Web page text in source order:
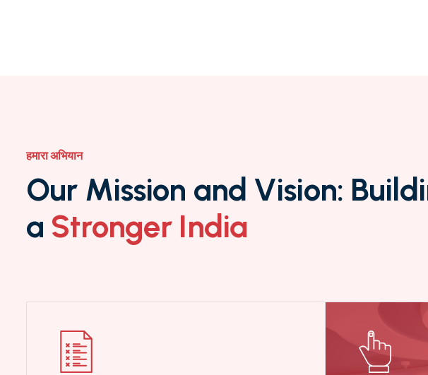
हमारा अभियान
Our Mission and Vision: Buildi
a Stronger India